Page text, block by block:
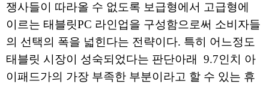
쟁사들이 따라올 수 없도록 보급형에서 고급형에
이르는 태블릿PC 라인업을 구성함으로써 소비자들
의 선택의 폭을 넓힌다는 전략이다. 특히 어느정도
태블릿 시장이 성숙되었다는 판단아래 9.7인치 아
이패드가의 가장 부족한 부분이라고 할 수 있는 휴